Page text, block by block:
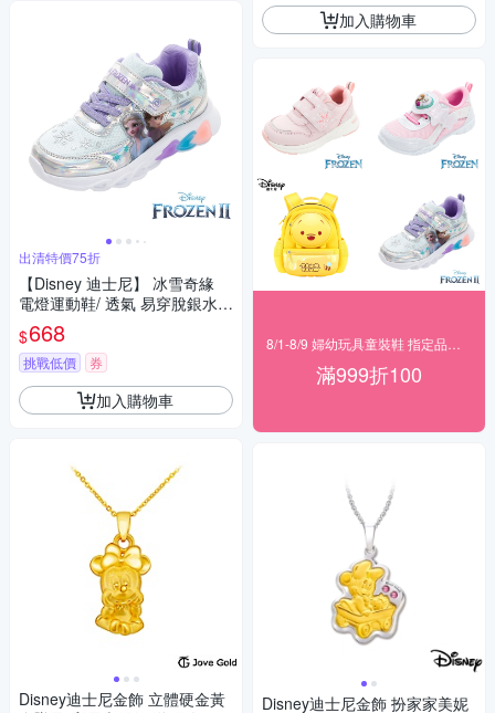
出清特價75折
【Disney 迪士尼】 冰雪奇緣
電燈運動鞋/ 透氣 易穿脫銀水
藍/FNKX41109
$668
挑戰低價 券
加入購物車
Disney迪士尼金飾 立體硬金黃
加入購物車
滿999折100
Disney迪士尼金飾 扮家家美妮